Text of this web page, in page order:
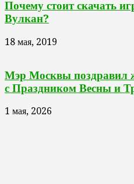
Почему стоит скачать
Вулкан?
18 мая, 2019
Мэр Москвы поздравил
с Праздником Весны и
1 мая, 2026